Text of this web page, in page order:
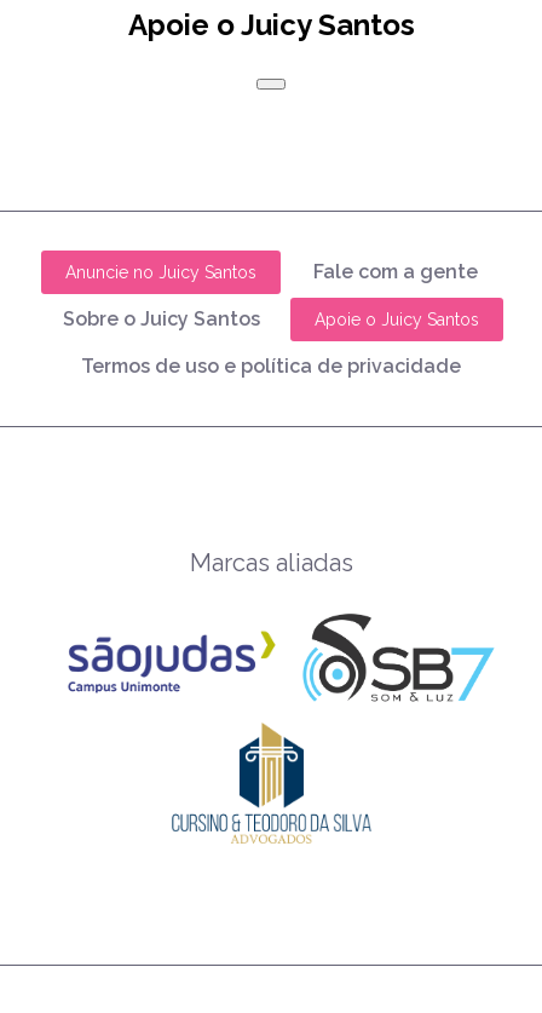
Apoie o Juicy Santos
Anuncie no Juicy Santos Fale com a gente
Sobre o Juicy Santos Apoie o Juicy Santos
Termos de uso e política de privacidade
Marcas aliadas